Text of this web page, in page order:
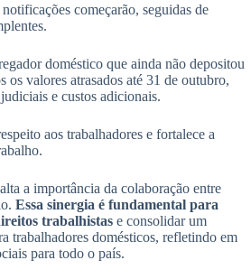
notificações começarão, seguidas de
doméstico que ainda não depositou
os valores atrasados até 31 de outubro,
e custos adicionais.
aos trabalhadores e fortalece a
a importância da colaboração entre
Essa sinergia é fundamental para
trabalhistas e consolidar um
trabalhadores domésticos, refletindo em
para todo o país.